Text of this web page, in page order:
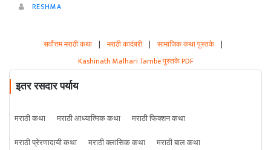
RESHMA
सर्वोत्तम मराठी कथा | मराठी कादंबरी | सामाजिक कथा पुस्तके |
Kashinath Malhari Tambe पुस्तके PDF
इतर रसदार पर्याय
मराठी कथा मराठी आध्यात्मिक कथा
मराठी फिक्शन कथा
मराठी प्रेरणादायी कथा
मराठी क्लासिक कथा
मराठी बाल कथा